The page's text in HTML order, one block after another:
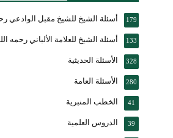
أسئلة الشيخ للشيخ مقبل الوادعي 179
أسئلة الشيخ للعلامة الألباني رحمه 133
الأسئلة الحديثية 328
الأسئلة العامة 280
الخطب المنبرية 41
الدروس العلمية 39